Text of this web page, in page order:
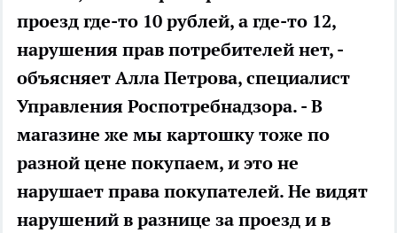
проезд где-то 10 рублей, а где-то 12,
нарушения прав потребителей нет, -
объясняет Алла Петрова, специалист
Управления Роспотребнадзора. - В
магазине же мы картошку тоже по
разной цене покупаем, и это не
нарушает права покупателей. Не видят
нарушений в разнице за проезд и в